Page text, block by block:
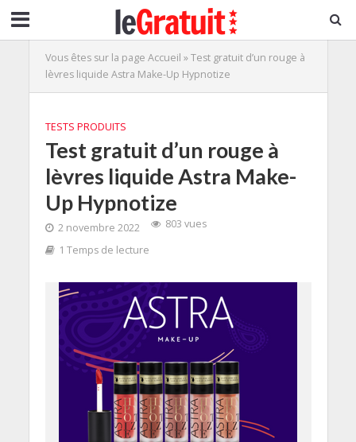
Vous êtes sur la page Accueil »Test gratuit d’un rouge à
lèvres liquide Astra Make-Up Hypnotize
TESTS PRODUITS
Test gratuit d’un rouge à
lèvres liquide Astra Make-
Up Hypnotize
2 novembre 2022
803 vues
1 Temps de lecture